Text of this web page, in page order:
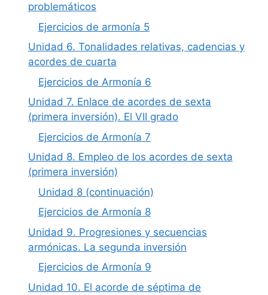
problemáticos
Ejercicios de armonía 5
Unidad 6. Tonalidades relativas, cadencias y
acordes de cuarta
Ejercicios de Armonía 6
Unidad 7. Enlace de acordes de sexta
(primera inversión). El VII grado
Ejercicios de Armonía 7
Unidad 8. Empleo de los acordes de sexta
(primera inversión)
Unidad 8 (continuación)
Ejercicios de Armonía 8
Unidad 9. Progresiones y secuencias
armónicas. La segunda inversión
Ejercicios de Armonía 9
Unidad 10. El acorde de séptima de